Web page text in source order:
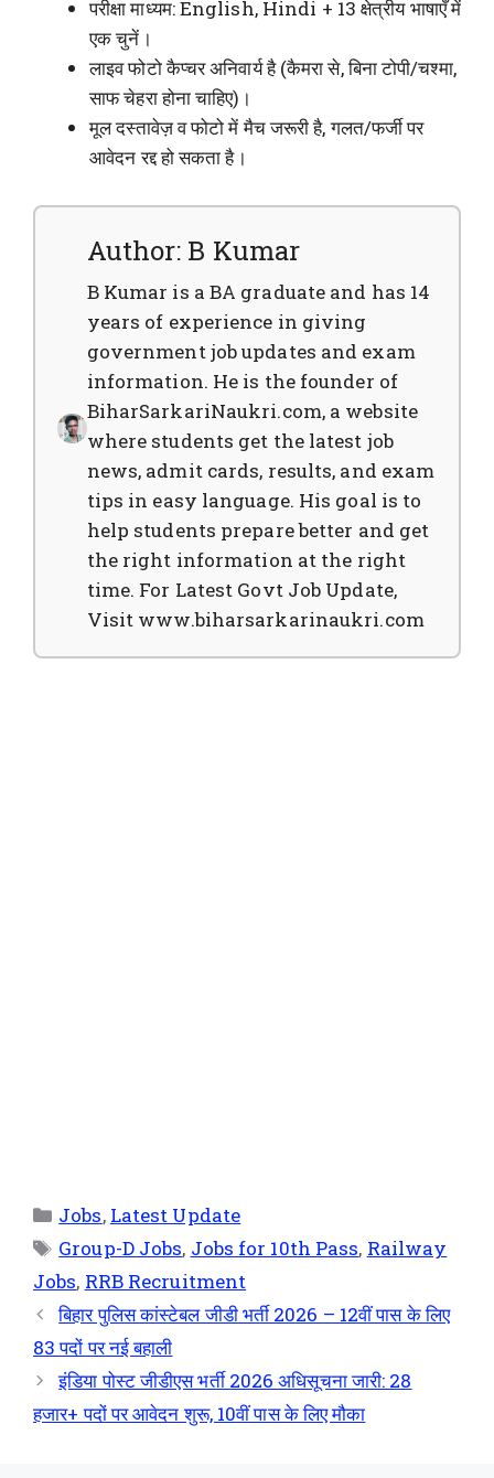
परीक्षा माध्यम: English, Hindi + 13 क्षेत्रीय भाषाएँ में
एक चुनें।
लाइव फोटो कैप्चर अनिवार्य है (कैमरा से, बिना टोपी/चश्मा,
साफ चेहरा होना चाहिए)।
मूल दस्तावेज़ व फोटो में मैच जरूरी है, गलत/फर्जी पर
आवेदन रद्द हो सकता है।
Author: B Kumar
B Kumar is a BA graduate and has 14
years of experience in giving
government job updates and exam
information. He is the founder of
BiharSarkariNaukri.com, a website
where students get the latest job
news, admit cards, results, and exam
tips in easy language. His goal is to
help students prepare better and get
the right information at the right
time. For Latest Govt Job Update,
Visit www.biharsarkarinaukri.com
Jobs, Latest Update
Group-D Jobs, Jobs for 10th Pass, Railway
Jobs, RRB Recruitment
बिहार पुलिस कांस्टेबल जीडी भर्ती 2026 – 12वीं पास के लिए
83 पदों पर नई बहाली
इंडिया पोस्ट जीडीएस भर्ती 2026 अधिसूचना जारी: 28
हजार+ पदों पर आवेदन शुरू, 10वीं पास के लिए मौका